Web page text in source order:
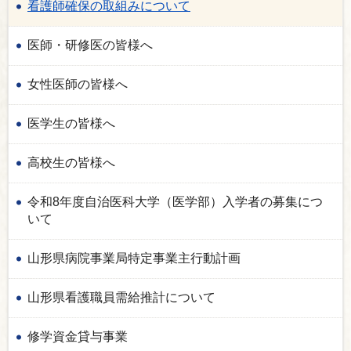
看護師確保の取組みについて
医師・研修医の皆様へ
女性医師の皆様へ
医学生の皆様へ
高校生の皆様へ
令和8年度自治医科大学（医学部）入学者の募集につ
いて
山形県病院事業局特定事業主行動計画
山形県看護職員需給推計について
修学資金貸与事業